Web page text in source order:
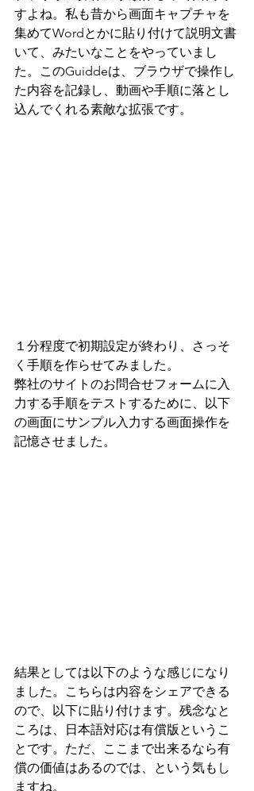
すよね。私も昔から画面キャプチャを
集めてWordとかに貼り付けて説明文書
いて、みたいなことをやっていまし
た。このGuiddeは、ブラウザで操作し
た内容を記録し、動画や手順に落とし
込んでくれる素敵な拡張です。
１分程度で初期設定が終わり、さっそ
く手順を作らせてみました。
弊社のサイトのお問合せフォームに入
力する手順をテストするために、以下
の画面にサンプル入力する画面操作を
記憶させました。
結果としては以下のような感じになり
ました。こちらは内容をシェアできる
ので、以下に貼り付けます。残念なと
ころは、日本語対応は有償版というこ
とです。ただ、ここまで出来るなら有
償の価値はあるのでは、という気もし
ますね。